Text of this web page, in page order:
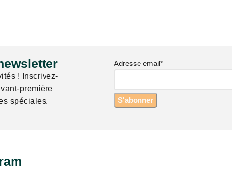
! Inscrivez-
première
spéciales.
Adresse email*